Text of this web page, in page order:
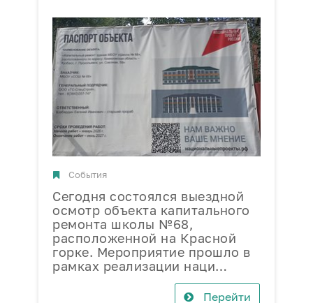
События
Сегодня состоялся выездной
осмотр объекта капитального
ремонта школы №68,
расположенной на Красной
горке. Мероприятие прошло в
рамках реализации наци…
Перейти